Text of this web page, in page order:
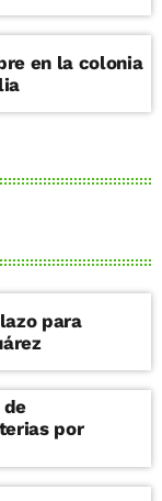
en la colonia
para
de
por